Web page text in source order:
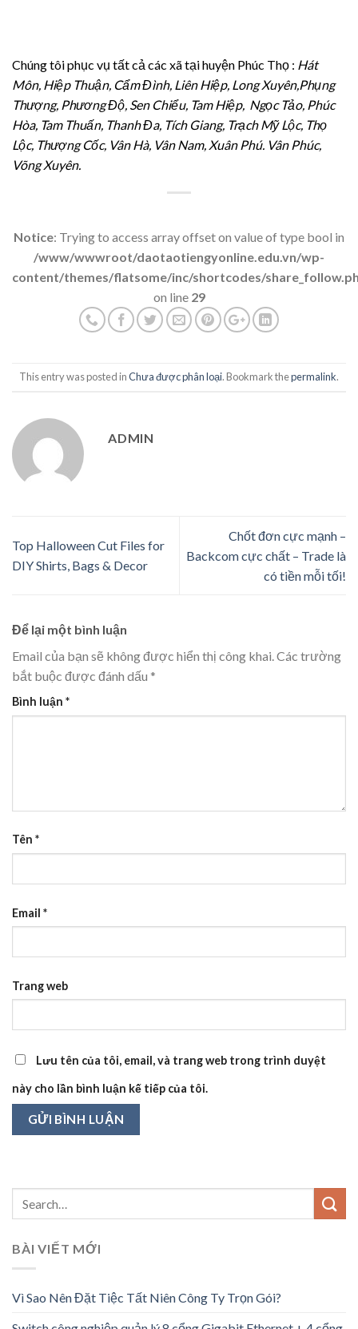
Chúng tôi phục vụ tất cả các xã tại huyện Phúc Thọ : Hát
Môn, Hiệp Thuận, Cẩm Đình, Liên Hiệp, Long Xuyên,Phụng
Thượng, Phương Độ, Sen Chiểu, Tam Hiệp, Ngọc Tảo, Phúc
Hòa, Tam Thuấn, Thanh Đa, Tích Giang, Trạch Mỹ Lộc, Thọ
Lộc, Thượng Cốc, Vân Hà, Vân Nam, Xuân Phú. Vân Phúc,
Võng Xuyên.
Notice: Trying to access array offset on value of type bool in
/www/wwwroot/daotaotiengyonline.edu.vn/wp-
content/themes/flatsome/inc/shortcodes/
on line 29
This entry was posted inChưa được phân loại. Bookmark thepermalink.
ADMIN
Top Halloween Cut Files for
DIY Shirts, Bags & Decor
Chốt đơn cực mạnh –
Backcom cực chất – Trade là
có tiền mỗi tối!
Để lại một bình luận
Email của bạn sẽ không được hiển thị công khai.Các trường
bắt buộc được đánh dấu *
Bình luận *
Tên *
Email *
Trang web
Lưu tên của tôi, email, và trang web trong trình duyệt
này cho lần bình luận kế tiếp của tôi.
BÀI VIẾT MỚI
Vì Sao Nên Đặt Tiệc Tất Niên Công Ty Trọn Gói?